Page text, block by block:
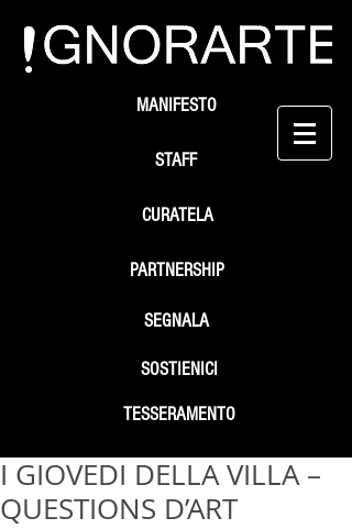
STAFF
SEGNALA
SOSTIENICI
MANIFESTO
PARTNERSHIP
TESSERAMENTO
CURATELA
I GIOVEDI DELLA VILLA –
QUESTIONS D’ART